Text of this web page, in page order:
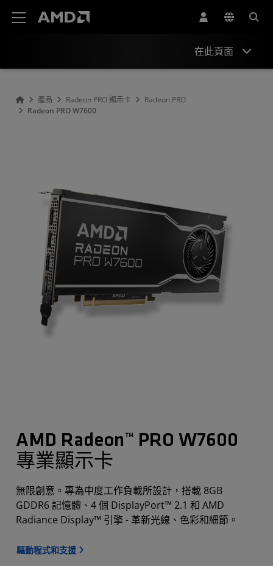
在此頁面
產品 Radeon PRO 顯示卡
Radeon PRO
Radeon PRO W7600
AMD Radeon™ PRO W7600
專業顯示卡
無限創意。專為中度工作負載所設計，搭載 8GB
GDDR6 記憶體、4 個 DisplayPort™ 2.1 和 AMD
Radiance Display™ 引擎 - 革新光線、色彩和細節。
驅動程式和支援